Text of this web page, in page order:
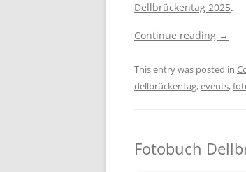
Dellbrückentag 2025.
Continue reading →
This entry was posted in
dellbrückentag,events,
Fotobuch